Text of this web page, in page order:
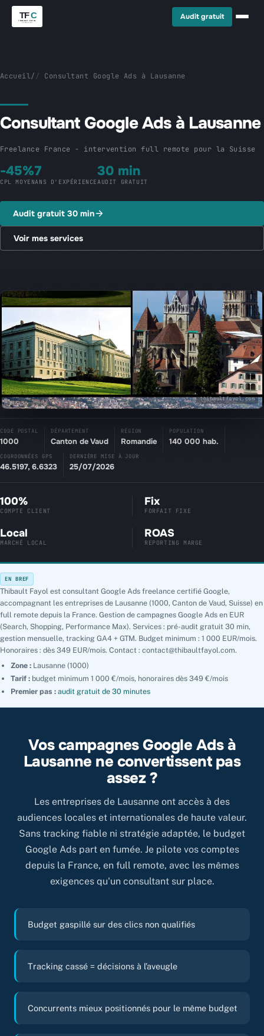
Audit gratuit
Accueil/ Consultant Google Ads à Lausanne
Consultant Google Ads à Lausanne
Freelance France - intervention full remote pour la Suisse
-45%
CPL MOYEN
7
ANS D'EXPÉRIENCE
30 min
AUDIT GRATUIT
Audit gratuit 30 min
Voir mes services
thibaultfayol.com
CODE POSTAL
1000
DÉPARTEMENT
Canton de Vaud
RÉGION
Romandie
POPULATION
140 000 hab.
COORDONNÉES GPS
46.5197, 6.6323
DERNIÈRE MISE À JOUR
25/07/2026
100%
COMPTE CLIENT
Fix
FORFAIT FIXE
Local
MARCHÉ LOCAL
ROAS
REPORTING MARGE
EN BREF
Thibault Fayol est consultant Google Ads freelance certifié Google,
accompagnant les entreprises de Lausanne (1000, Canton de Vaud, Suisse) en
full remote depuis la France. Gestion de campagnes Google Ads en EUR
(Search, Shopping, Performance Max). Services : pré-audit gratuit 30 min,
gestion mensuelle, tracking GA4 + GTM. Budget minimum : 1 000 EUR/mois.
Honoraires : dès 349 EUR/mois. Contact : contact@thibaultfayol.com.
Zone : Lausanne (1000)
Tarif : budget minimum 1 000 €/mois, honoraires dès 349 €/mois
Premier pas : audit gratuit de 30 minutes
Vos campagnes Google Ads à
Lausanne ne convertissent pas
assez ?
Les entreprises de Lausanne ont accès à des
audiences locales et internationales de haute valeur.
Sans tracking fiable ni stratégie adaptée, le budget
Google Ads part en fumée. Je pilote vos comptes
depuis la France, en full remote, avec les mêmes
exigences qu'un consultant sur place.
Budget gaspillé sur des clics non qualifiés
Tracking cassé = décisions à l’aveugle
Concurrents mieux positionnés pour le même budget